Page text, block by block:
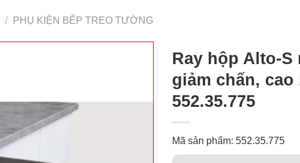
/ PHỤ KIỆN BẾP TREO TƯỜNG
Ray hộp Alto-
giảm chấn, cao
552.35.775
Mã sản phẩm: 552.35.775